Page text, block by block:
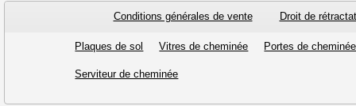
Conditions générales de vente Droit de
Plaques de sol Vitres de cheminée Portes de cheminée
Serviteur de cheminée